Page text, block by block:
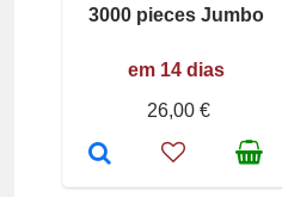
3000 pieces Jumbo
em 14 dias
26,00 €